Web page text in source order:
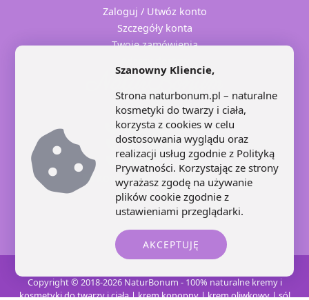
Zaloguj / Utwóz konto
Szczegóły konta
Twoje zamówienia
+48 71 707 22 25
+48 602 445 639
+48 664 871 959
kontakt@naturbonum.pl
8:00 – 17:30
Copyright © 2018-2026 NaturBonum - 100% naturalne kremy i
kosmetyki do twarzy i ciała | krem konopny | krem oliwkowy | sól
Szanowny Kliencie,
Strona naturbonum.pl – naturalne
kosmetyki do twarzy i ciała,
korzysta z cookies w celu
dostosowania wyglądu oraz
realizacji usług zgodnie z Polityką
Prywatności. Korzystając ze strony
wyrażasz zgodę na używanie
plików cookie zgodnie z
ustawieniami przeglądarki.
AKCEPTUJĘ